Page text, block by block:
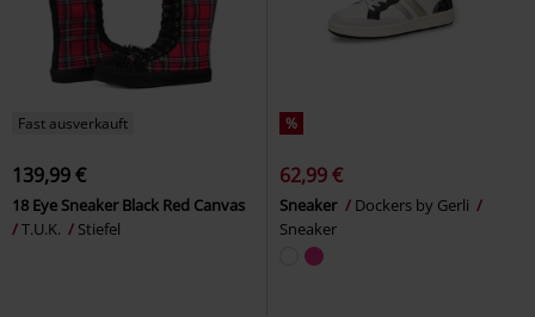
Fast ausverkauft
139,99 €
18 Eye Sneaker Black Red Canvas
T.U.K.
Stiefel
%
62,99 €
Sneaker
Dockers by Gerli
Sneaker